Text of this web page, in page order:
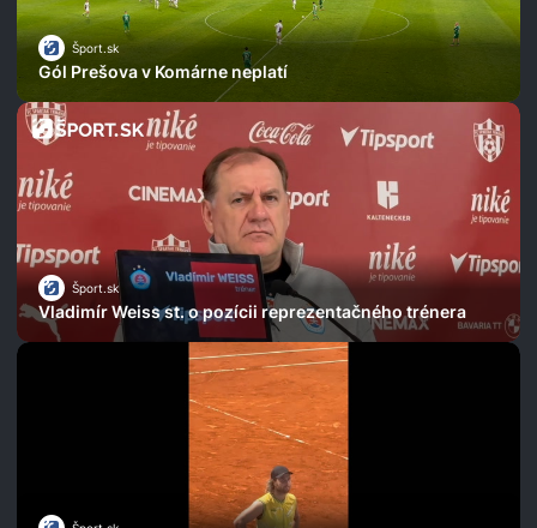
Šport.sk
Gól Prešova v Komárne neplatí
Šport.sk
Vladimír Weiss st. o pozícii reprezentačného trénera